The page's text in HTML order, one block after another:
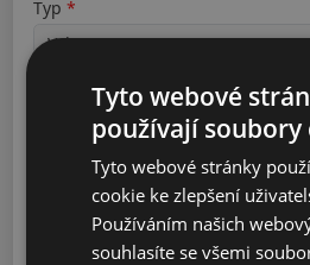
Typ
Vyhledávání
Tyto webové
používají soubory
Tyto webové stránky
cookie ke zlepšení
Používáním našich
souhlasíte se všemi